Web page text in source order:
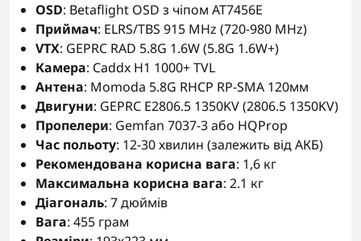
OSD: Betaflight OSD з чіпом AT7456E
Приймач: ELRS/TBS 915 MHz (720-980 MHz)
VTX: GEPRC RAD 5.8G 1.6W (5.8G 1.6W+)
Камера: Caddx H1 1000+ TVL
Антена: Momoda 5.8G RHCP RP-SMA 120мм
Двигуни: GEPRC E2806.5 1350KV (2806.5 1350KV)
Пропелери: Gemfan 7037-3 або HQProp
Час польоту: 12-30 хвилин (залежить від АКБ)
Рекомендована корисна вага: 1,6 кг
Максимальна корисна вага: 2.1 кг
Діагональ: 7 дюймів
Вага: 455 грам